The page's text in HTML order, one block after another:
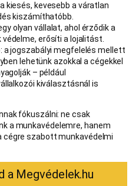
kiesés, kevesebb a váratlan
kiszámíthatóbb.
olyan vállalat, ahol érződik a
erősíti a lojalitást.
: a jogszabályi megfelelés mellett
lehetünk azokkal a cégekkel
– például
kiválasztásnál is
fókuszálni: ne csak
a munkavédelemre, hanem
cégre szabott munkavédelmi
a Megvédelek.hu